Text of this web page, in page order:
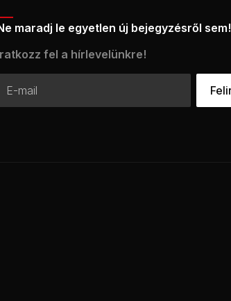
maradj le egyetlen új bejegyzésről sem!
fel a hírlevelünkre!